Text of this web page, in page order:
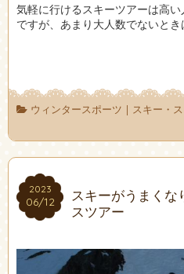
気軽に行けるスキーツアーは高
ですが、あまり大人数でないと
ウィンタースポーツ | スキー・
2023
06/12
2023
06/12
スキーがうまくな
スツアー